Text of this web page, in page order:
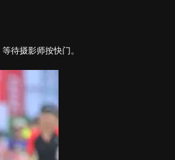
待摄影师按快门。